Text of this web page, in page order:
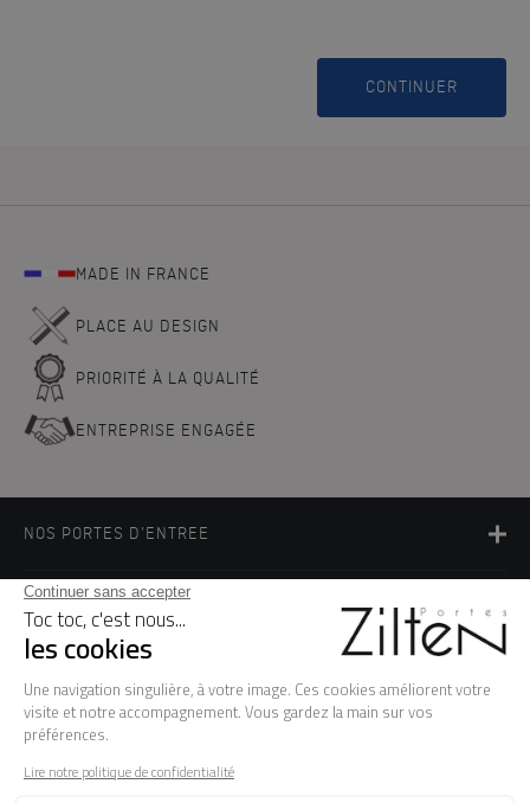
MADE IN FRANCE
PLACE AU DESIGN
PRIORITÉ À LA QUALITÉ
ENTREPRISE ENGAGÉE
NOS PORTES D'ENTREE
FAQ
Les garanties
Le SAV
Besoin d'informations ? Nos conseillers